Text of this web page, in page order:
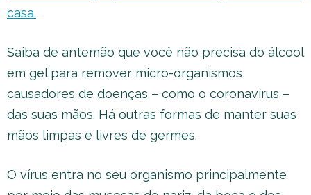
casa.
Saiba de antemão que você não precisa do álcool
em gel para remover micro-organismos
causadores de doenças – como o coronavírus –
das suas mãos. Há outras formas de manter suas
mãos limpas e livres de germes.
O vírus entra no seu organismo principalmente